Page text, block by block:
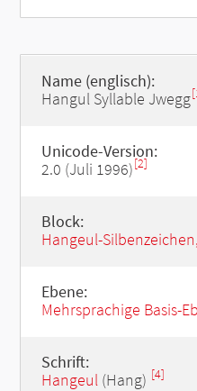
Name (englisch):
Hangul Syllable Jwegg
Unicode-Version:
2.0 (Juli 1996)[2]
Block:
Hangeul-
Ebene:
Mehrsprachige Basis-
Schrift:
Hangeul(Hang) [4]